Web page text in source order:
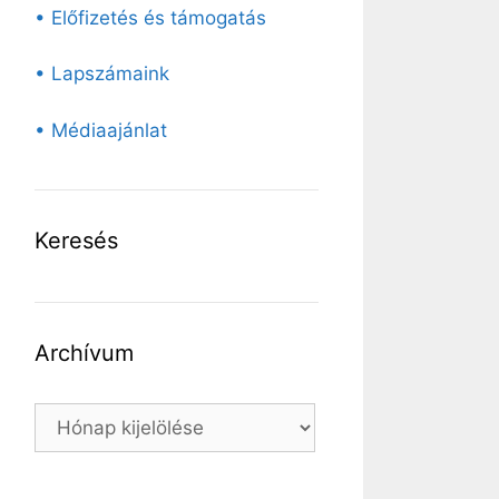
• Előfizetés és támogatás
• Lapszámaink
• Médiaajánlat
Keresés
Archívum
Archívum